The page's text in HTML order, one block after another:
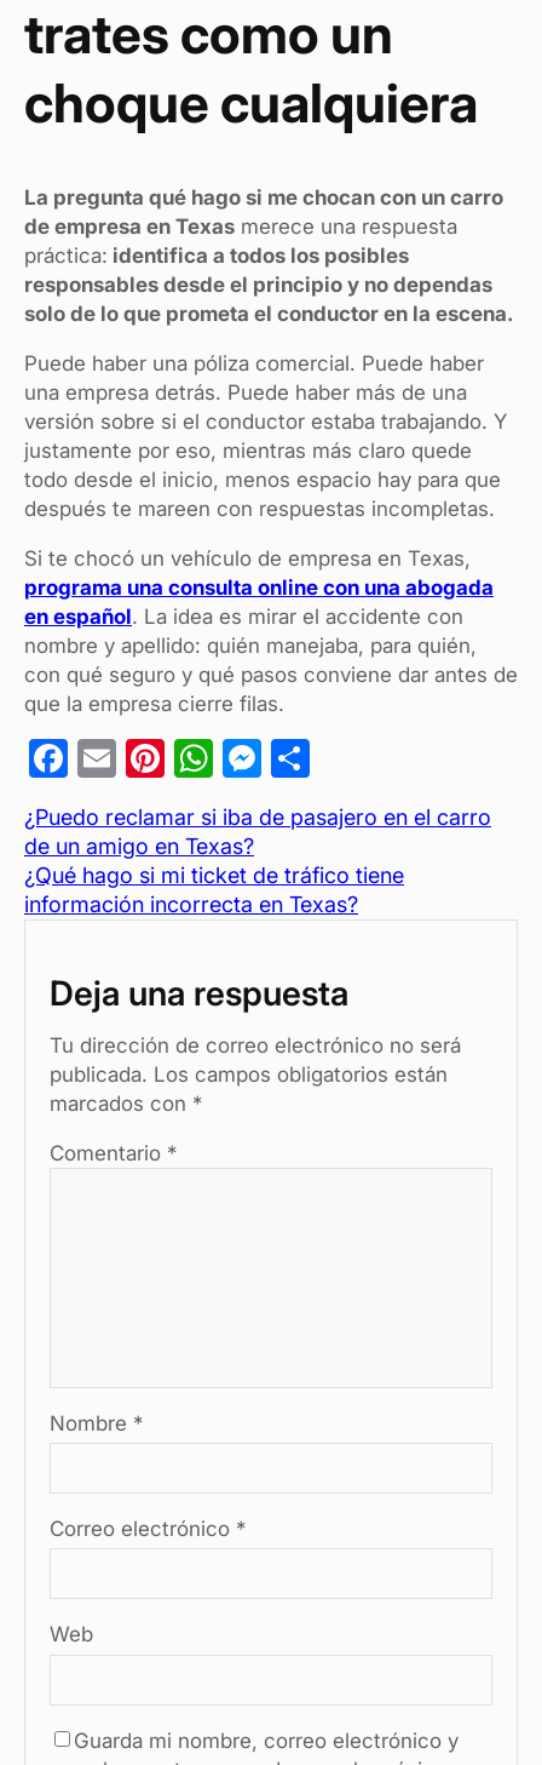
trates como un
choque cualquiera
La pregunta qué hago si me chocan con un carro
de empresa en Texas merece una respuesta
práctica: identifica a todos los posibles
responsables desde el principio y no dependas
solo de lo que prometa el conductor en la escena.
Puede haber una póliza comercial. Puede haber
una empresa detrás. Puede haber más de una
versión sobre si el conductor estaba trabajando. Y
justamente por eso, mientras más claro quede
todo desde el inicio, menos espacio hay para que
después te mareen con respuestas incompletas.
Si te chocó un vehículo de empresa en Texas,
programa una consulta online con una abogada
en español. La idea es mirar el accidente con
nombre y apellido: quién manejaba, para quién,
con qué seguro y qué pasos conviene dar antes de
que la empresa cierre filas.
F
a
c
e
b
o
k
E
m
ail
Pi
er
es
t
W
h
at
s
A
p
M
es
se
n
g
m
p
ar
¿Puedo reclamar si iba de pasajero en el carro
de un amigo en Texas?
¿Qué hago si mi ticket de tráfico tiene
información incorrecta en Texas?
Deja una respuesta
Tu dirección de correo electrónico no será
publicada. Los campos obligatorios están
marcados con *
Comentario *
Nombre *
Correo electrónico *
Web
Guarda mi nombre, correo electrónico y